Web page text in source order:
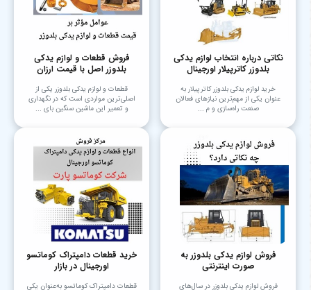
نکاتی درباره انتخاب لوازم یدکی
بلدوزر کاترپیلار اورجینال
خرید لوازم یدکی بلدوزر کاترپیلار به
عنوان یکی از مهم‌ترین نیازهای فعالان
صنعت راه‌سازی و م ...
فروش قطعات و لوازم یدکی
بلدوزر اصل با قیمت ارزان
قطعات و لوازم یدکی بلدوزر یکی از
اصلی‌ترین مواردی است که در نگهداری
و تعمیر این ماشین سنگین بای ...
فروش لوازم یدکی بلدوزر به
صورت اینترنتی
فروش لوازم یدکی بلدوزر در سال‌های
خرید قطعات دامپتراک کوماتسو
اورجینال در بازار
قطعات دامپتراک کوماتسو به‌عنوان یکی